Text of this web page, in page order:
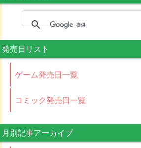
発売日リスト
ゲーム発売日一覧
コミック発売日一覧
月別記事アーカイブ